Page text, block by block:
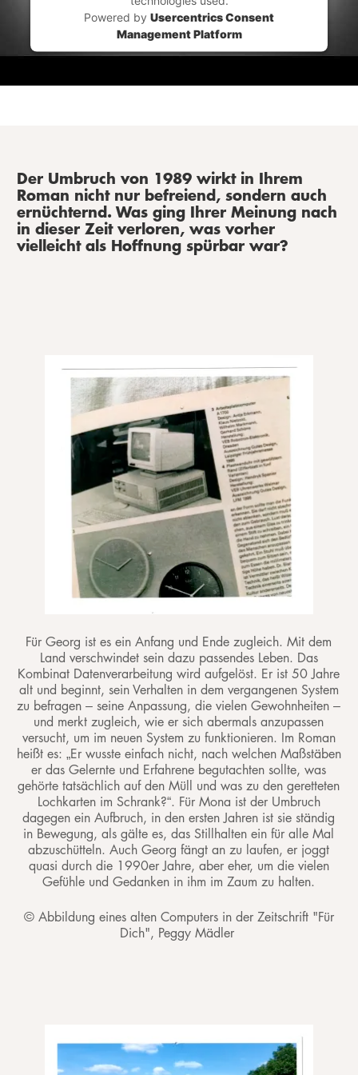
Powered by Usercentrics Consent
Management Platform
Der Umbruch von 1989 wirkt in Ihrem
Roman nicht nur befreiend, sondern auch
ernüchternd. Was ging Ihrer Meinung nach
in dieser Zeit verloren, was vorher
vielleicht als Hoffnung spürbar war?
Für Georg ist es ein Anfang und Ende zugleich. Mit dem
Land verschwindet sein dazu passendes Leben. Das
Kombinat Datenverarbeitung wird aufgelöst. Er ist 50 Jahre
alt und beginnt, sein Verhalten in dem vergangenen System
zu befragen – seine Anpassung, die vielen Gewohnheiten –
und merkt zugleich, wie er sich abermals anzupassen
versucht, um im neuen System zu funktionieren. Im Roman
heißt es: „Er wusste einfach nicht, nach welchen Maßstäben
er das Gelernte und Erfahrene begutachten sollte, was
gehörte tatsächlich auf den Müll und was zu den geretteten
Lochkarten im Schrank?“. Für Mona ist der Umbruch
dagegen ein Aufbruch, in den ersten Jahren ist sie ständig
in Bewegung, als gälte es, das Stillhalten ein für alle Mal
abzuschütteln. Auch Georg fängt an zu laufen, er joggt
quasi durch die 1990er Jahre, aber eher, um die vielen
Gefühle und Gedanken in ihm im Zaum zu halten.
© Abbildung eines alten Computers in der Zeitschrift "Für
Dich", Peggy Mädler